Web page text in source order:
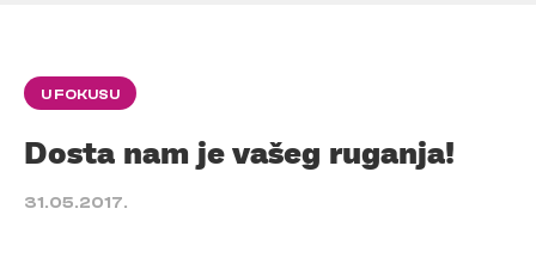
U FOKUSU
Dosta nam je vašeg ruganja!
31.05.2017.